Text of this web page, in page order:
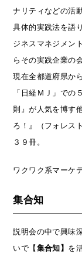
ナリティなどの活
具体的実践法を語
ジネスマネジメン
らその実践企業の
現在全都道府県か
「日経ＭＪ」での
則』が人気を博す
ろ！』（フォレス
３９冊。
ワクワク系マーケ
集合知
説明会の中で興味
いで【 集合知】 を